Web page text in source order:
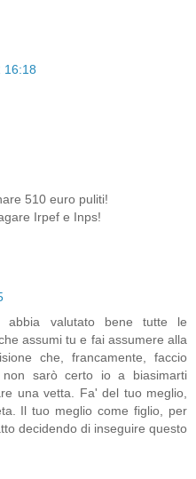
16:18
510 euro puliti!
Irpef e Inps!
abbia valutato bene tutte le
assumi tu e fai assumere alla
che, francamente, faccio
sarò certo io a biasimarti
una vetta. Fa' del tuo meglio,
Il tuo meglio come figlio, per
decidendo di inseguire questo